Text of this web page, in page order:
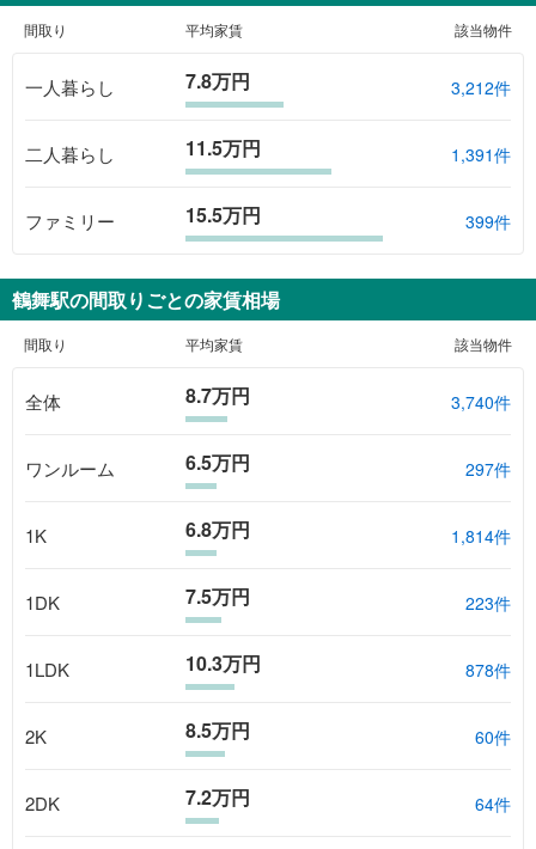
間取り 平均家賃 該当物件
一人暮らし 7.8万円 3,212件
二人暮らし 11.5万円 1,391件
ファミリー 15.5万円 399件
鶴舞駅の間取りごとの家賃相場
間取り 平均家賃 該当物件
全体 8.7万円 3,740件
ワンルーム 6.5万円 297件
1K 6.8万円 1,814件
1DK 7.5万円 223件
1LDK 10.3万円 878件
2K 8.5万円 60件
2DK 7.2万円 64件